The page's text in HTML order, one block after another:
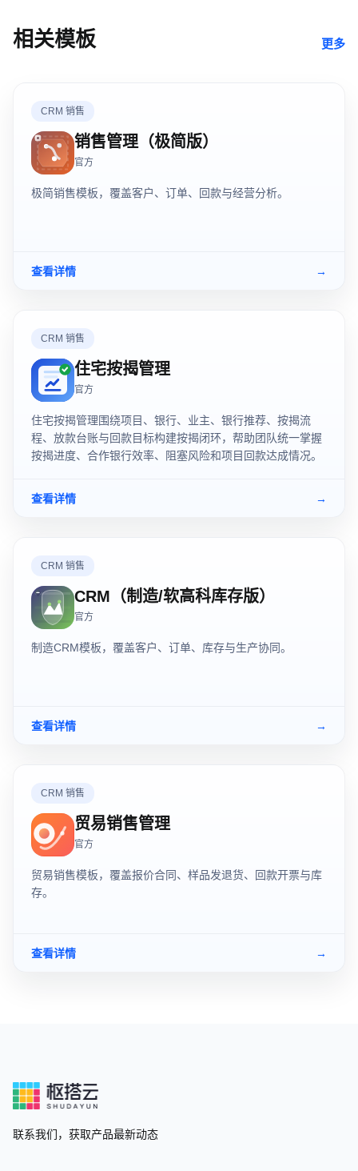
相关模板 更多
CRM 销售
销售管理（极简版）
官方
极简销售模板，覆盖客户、订单、回款与经营分析。
查看详情 →
CRM 销售
住宅按揭管理
官方
住宅按揭管理围绕项目、银行、业主、银行推荐、按揭流
程、放款台账与回款目标构建按揭闭环，帮助团队统一掌握
按揭进度、合作银行效率、阻塞风险和项目回款达成情况。
查看详情 →
CRM 销售
CRM（制造/软高科库存版）
官方
制造CRM模板，覆盖客户、订单、库存与生产协同。
查看详情 →
CRM 销售
贸易销售管理
官方
贸易销售模板，覆盖报价合同、样品发退货、回款开票与库
存。
查看详情 →
联系我们，获取产品最新动态